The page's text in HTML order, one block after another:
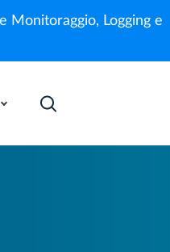
Monitoraggio, Logging e